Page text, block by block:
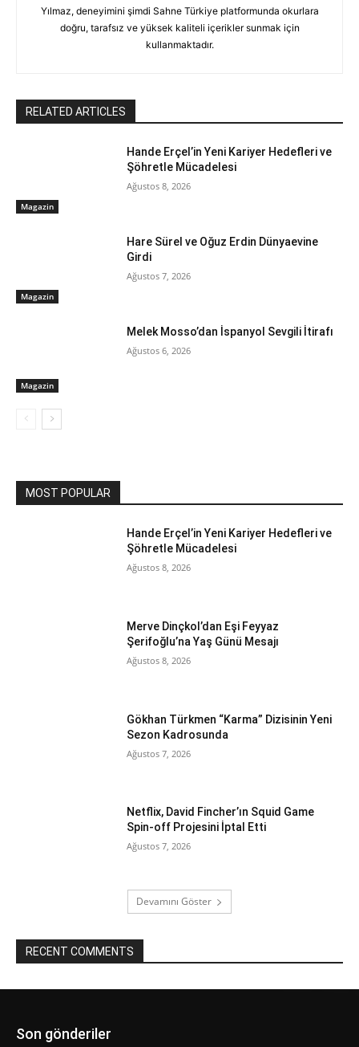
Yılmaz, deneyimini şimdi Sahne Türkiye platformunda okurlara
doğru, tarafsız ve yüksek kaliteli içerikler sunmak için
kullanmaktadır.
RELATED ARTICLES
Magazin
Hande Erçel’in Yeni Kariyer Hedefleri ve
Şöhretle Mücadelesi
Ağustos 8, 2026
Magazin
Hare Sürel ve Oğuz Erdin Dünyaevine
Girdi
Ağustos 7, 2026
Magazin
Melek Mosso’dan İspanyol Sevgili İtirafı
Ağustos 6, 2026
MOST POPULAR
Hande Erçel’in Yeni Kariyer Hedefleri ve
Şöhretle Mücadelesi
Ağustos 8, 2026
Merve Dinçkol’dan Eşi Feyyaz
Şerifoğlu’na Yaş Günü Mesajı
Ağustos 8, 2026
Gökhan Türkmen “Karma” Dizisinin Yeni
Sezon Kadrosunda
Ağustos 7, 2026
Netflix, David Fincher’ın Squid Game
Spin-off Projesini İptal Etti
Ağustos 7, 2026
Devamını Göster
RECENT COMMENTS
Son gönderiler